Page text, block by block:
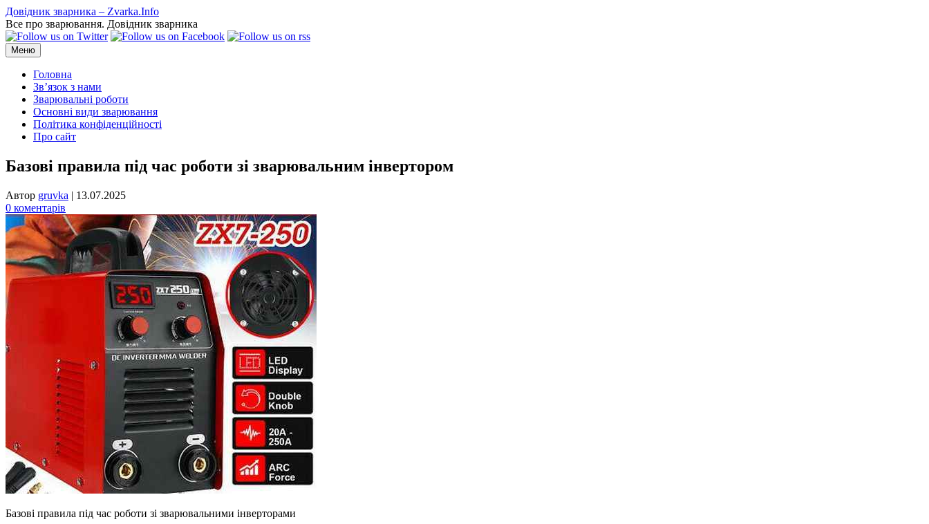
Перейти
до
вмісту
Довідник зварника – Zvarka.Info
Все про зварювання. Довідник зварника
Меню
Головна
Зв’язок з нами
Зварювальні роботи
Основні види зварювання
Політика конфіденційності
Про сайт
Базові правила під час роботи зі зварювальним інвертором
Автор gruvka | 13.07.2025
0 коментарів
Базові правила під час роботи зі зварювальними інверторами